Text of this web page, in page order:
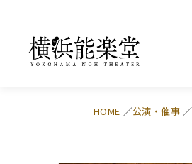
HOME 公演・催事